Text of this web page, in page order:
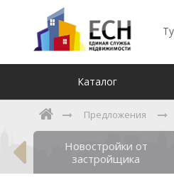
Каталог
Предложения
Новостройки от
застройщика